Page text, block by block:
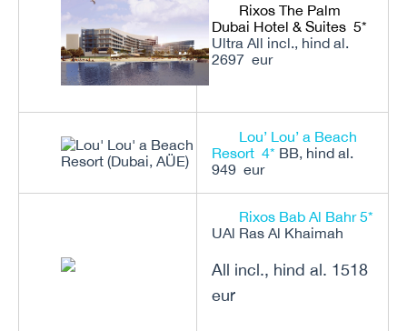
Rixos The Palm
Dubai Hotel & Suites 5*
Ultra All incl., hind al.
2697 eur
Lou’ Lou’ a Beach
Resort 4* BB, hind al.
949 eur
Rixos Bab Al Bahr 5*
UAl Ras Al Khaimah
All incl., hind al. 1518
eur